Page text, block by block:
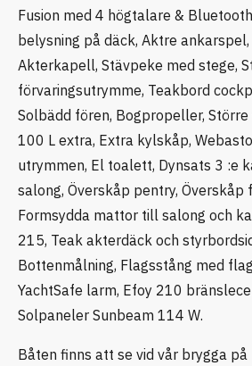
Fusion med 4 högtalare &
belysning på däck, Aktre
Akterkapell, Stävpeke med stege,
förvaringsutrymme, Teakbord
Solbädd fören, Bogpropeller,
100 L extra, Extra kylskåp,
utrymmen, El toalett, Dynsats 3 :e
salong, Överskåp pentry, Överskåp
Formsydda mattor till salong och
215, Teak akterdäck och
Bottenmålning, Flagsstång med
YachtSafe larm, Efoy 210
Solpaneler Sunbeam 114 W.
Båten finns att se vid vår brygga på